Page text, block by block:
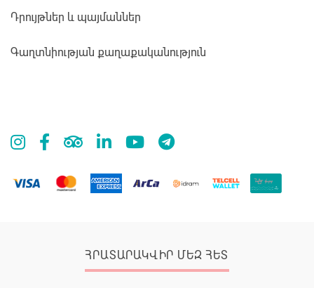
Դրույթներ և պայմաններ
Գաղտնիության քաղաքականություն
ՀՐԱՏԱՐԱԿՎԻՐ ՄԵԶ ՀԵՏ